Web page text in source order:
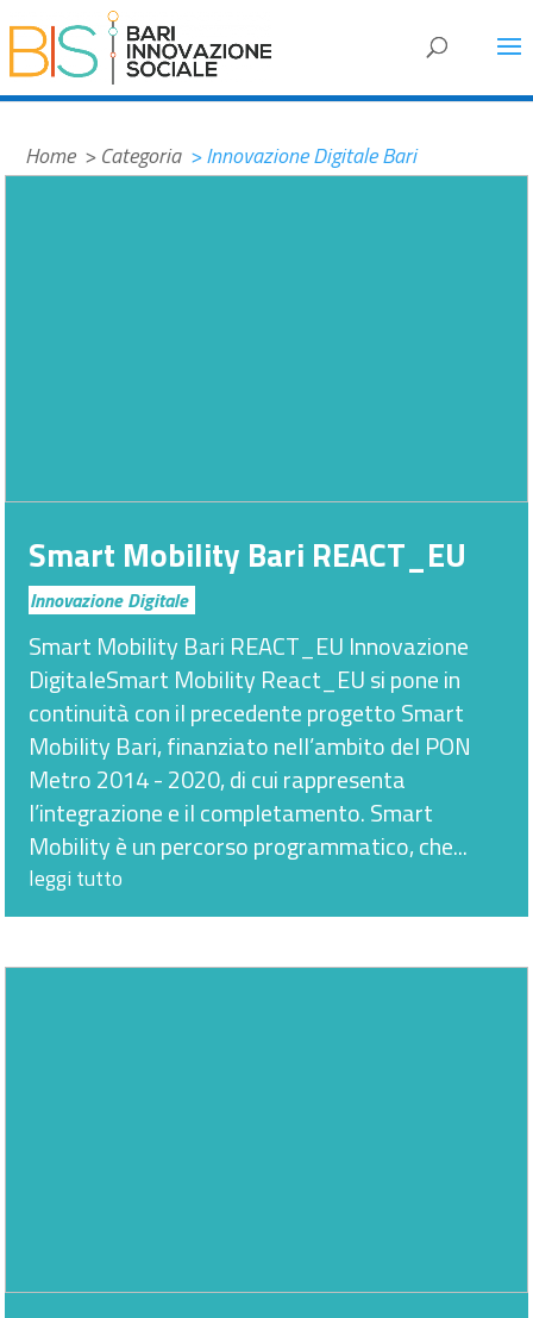
Home > Categoria > Innovazione Digitale Bari
Smart Mobility Bari REACT_EU
Innovazione Digitale
Smart Mobility Bari REACT_EU Innovazione
DigitaleSmart Mobility React_EU si pone in
continuità con il precedente progetto Smart
Mobility Bari, finanziato nell’ambito del PON
Metro 2014 - 2020, di cui rappresenta
l’integrazione e il completamento. Smart
Mobility è un percorso programmatico, che...
leggi tutto